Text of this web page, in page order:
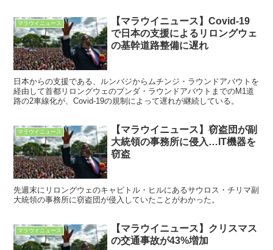
マラウイニュース
【マラウイニュース】Covid-19
で日本の支援によるリロングウェ
の基幹道路整備に遅れ
日本からの支援である、ルンバジからムチンジ・ラウンドアバウトを
経由して首都リロングウェのブンダ・ラウンドアバウトまでのM1道
路の2車線化が、Covid-19の規制によって遅れが継続している。
マラウイニュース
【マラウイニュース】窃盗団が副
大統領の事務所に侵入…IT機器を
窃盗
先週末にリロングウェのキャピトル・ヒルにあるサウロス・チリマ副
大統領の事務所に窃盗団が侵入していたことがわかった。
マラウイニュース
【マラウイニュース】クリスマス
の交通事故が43%増加